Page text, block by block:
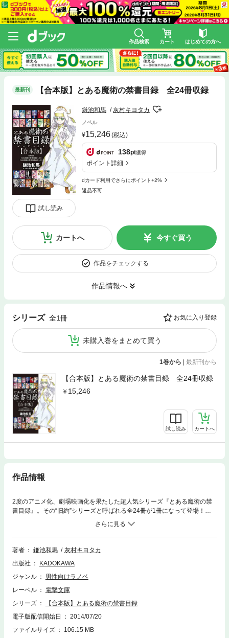
作品検索 カート はじめての方へ
最新刊 【合本版】とある魔術の禁書目録 全24冊収録
試し読み
鎌池和馬 灰村キヨタカ
ノベル
15,246(税込)
138pt獲得
ポイント詳細
dカード利用でさらにポイント+2%
返品不可
カートへ 今すぐ買う
作品をチェックする
作品情報へ
シリーズ 全1冊 お気に入り登録
未購入巻をまとめて買う
1巻から | 最新刊から
【合本版】とある魔術の禁書目録 全24冊収録
15,246
試し読み カートへ
作品情報
2度のアニメ化、劇場映画化を果たした超人気シリーズ『とある魔術の禁
書目録』。その“旧約”シリーズと呼ばれる全24冊が1冊になって登場！
合本だけの特典として鎌池和馬が書き下ろしたスペシャルあとがきを収
録！ ※この合本には、『とある魔術の禁書目録(1)～(22)』『とある魔術
の禁書目録SS(1)～(2)』が収録されています。
著者
鎌池和馬
灰村キヨタカ
出版社
KADOKAWA
ジャンル
男性向けラノベ
レーベル
電撃文庫
シリーズ
【合本版】とある魔術の禁書目録
電子版配信開始日
2014/07/20
ファイルサイズ
106.15 MB